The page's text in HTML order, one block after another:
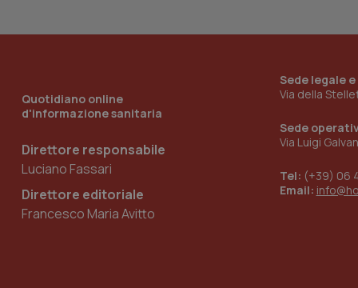
Quotidiano online
d'informazione sanitaria
Direttore responsabile
Luciano Fassari
Direttore editoriale
Francesco Maria Avitto
Sede legale
Via della
Sede
Via Luigi
Tel: (+39) 06
Email:
_ga_0VMQEQKQ1N